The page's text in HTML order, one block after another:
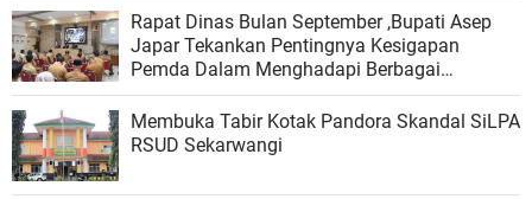
Rapat Dinas Bulan September ,Bupati Asep
Japar Tekankan Pentingnya Kesigapan
Pemda Dalam Menghadapi Berbagai
Persoalan
Membuka Tabir Kotak Pandora Skandal SiLPA
RSUD Sekarwangi